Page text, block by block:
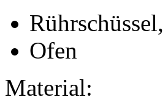
Rührschüssel,
Ofen
Material: